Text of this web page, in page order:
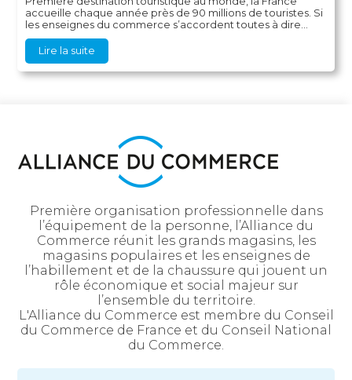
accueille chaque année près de 90 millions de touristes. Si
les enseignes du commerce s’accordent toutes à dire...
Lire la suite
Première organisation professionnelle dans
l’équipement de la personne, l’Alliance du
Commerce réunit les grands magasins, les
magasins populaires et les enseignes de
l’habillement et de la chaussure qui jouent un
rôle économique et social majeur sur
l’ensemble du territoire.
L'Alliance du Commerce est membre du Conseil
du Commerce de France et du Conseil National
du Commerce.